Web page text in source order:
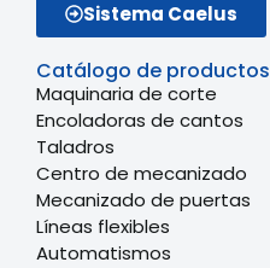
Sistema Caelus
Catálogo de productos
Maquinaria de corte
Encoladoras de cantos
Taladros
Centro de mecanizado
Mecanizado de puertas
Líneas flexibles
Automatismos